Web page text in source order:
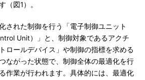
（図1）。
された制御を行う「電子制御ユニット
Unit）」と、制御対象であるアクチ
ロールデバイス」や制御の指標を求める
ながった状態で、制御全体の最適化を行
作業が行われます。具体的には、最適化